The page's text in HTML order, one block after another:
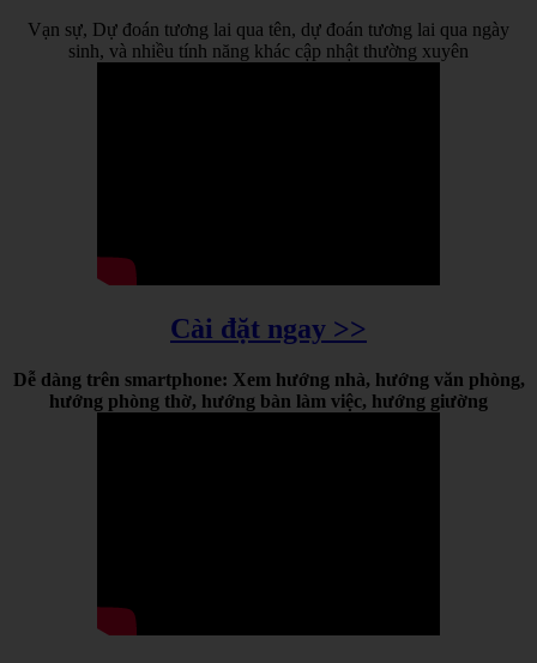
Vạn sự, Dự đoán tương lai qua tên, dự đoán tương lai qua ngày
sinh, và nhiều tính năng khác cập nhật thường xuyên
Cài đặt ngay >>
Dễ dàng trên smartphone: Xem hướng nhà, hướng văn phòng,
hướng phòng thờ, hướng bàn làm việc, hướng giường